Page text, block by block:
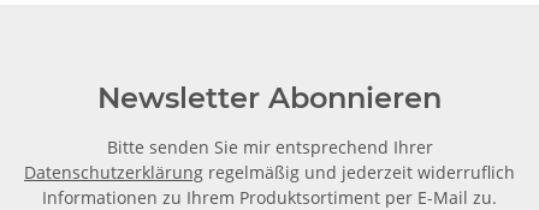
Newsletter Abonnieren
Bitte senden Sie mir entsprechend Ihrer
Datenschutzerklärung regelmäßig und jederzeit widerruflich
Informationen zu Ihrem Produktsortiment per E-Mail zu.